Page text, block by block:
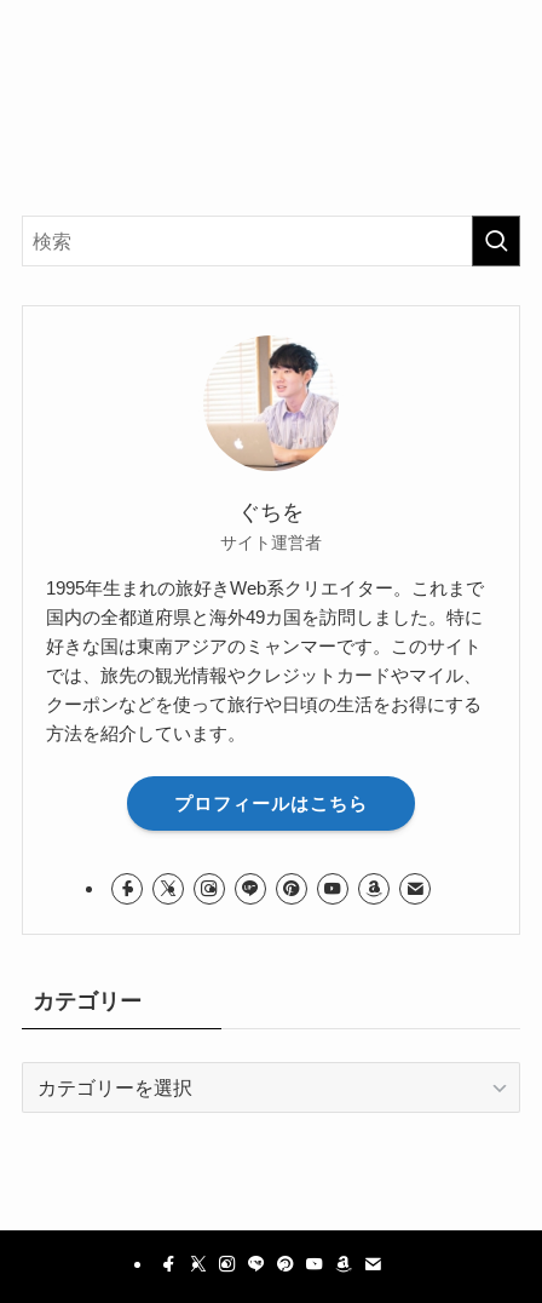
ぐちを
サイト運営者
1995年生まれの旅好きWeb系クリエイター。これまで
国内の全都道府県と海外49カ国を訪問しました。特に
好きな国は東南アジアのミャンマーです。このサイト
では、旅先の観光情報やクレジットカードやマイル、
クーポンなどを使って旅行や日頃の生活をお得にする
方法を紹介しています。
プロフィールはこちら
カテゴリー